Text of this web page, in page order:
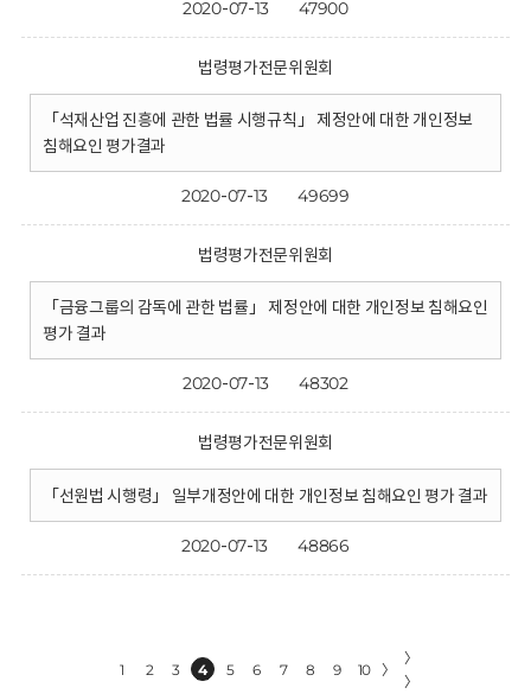
2020-07-13 47900
법령평가전문위원회
「석재산업 진흥에 관한 법률 시행규칙」 제정안에 대한 개인정보
침해요인 평가결과
2020-07-13 49699
법령평가전문위원회
「금융그룹의 감독에 관한 법률」 제정안에 대한 개인정보 침해요인
평가 결과
2020-07-13 48302
법령평가전문위원회
「선원법 시행령」 일부개정안에 대한 개인정보 침해요인 평가 결과
2020-07-13 48866
1 2 3 4 5 6 7 8 9 10 〉
〉
〉